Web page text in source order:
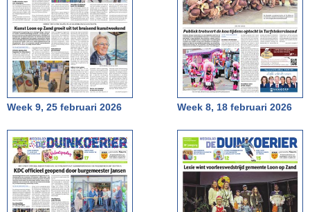
Week 9, 25 februari 2026 Week 8, 18 februari 2026